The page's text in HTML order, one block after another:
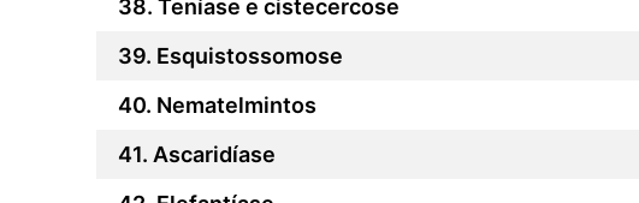
Teníase e cistecercose
Esquistossomose
Nematelmintos
Ascaridíase